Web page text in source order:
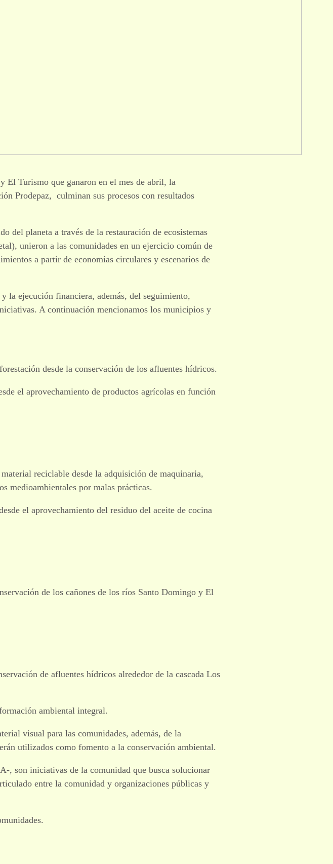
El Turismo que ganaron en el mes de abril, la
Prodepaz, culminan sus procesos con resultados
del planeta a través de la restauración de ecosistemas
unieron a las comunidades en un ejercicio común de
a partir de economías circulares y escenarios de
la ejecución financiera, además, del seguimiento,
A continuación mencionamos los municipios y
desde la conservación de los afluentes hídricos.
el aprovechamiento de productos agrícolas en función
reciclable desde la adquisición de maquinaria,
medioambientales por malas prácticas.
el aprovechamiento del residuo del aceite de cocina
de los cañones de los ríos Santo Domingo y El
de afluentes hídricos alrededor de la cascada Los
ambiental integral.
visual para las comunidades, además, de la
utilizados como fomento a la conservación ambiental.
, son iniciativas de la comunidad que busca solucionar
entre la comunidad y organizaciones públicas y